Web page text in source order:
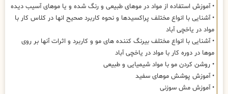
• آموزش استفاده از مواد در موهای طبیعی و رنگ شده و یا موهای آسیب دیده
• آشنایی با انواع مختلف پراکسیدها و نحوه کاربرد صحیح انها در کلاس کار با
مواد در یاخچی آباد
• آشنایی با انواع مختلف بیرنگ کننده های مو و کاربرد و اثرات آنها بر روی
موها در دوره کار با مواد در یاخچی آباد
• روشن کردن مو با مواد شیمیایی و طبیعی
• آموزش پوشش موهای سفید
• آموزش مش سوزنی